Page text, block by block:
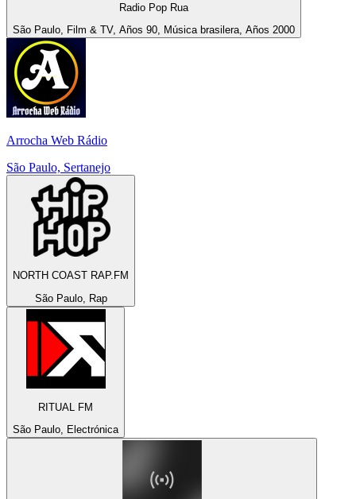
Radio Pop Rua
São Paulo, Film & TV, Años 90, Música brasilera, Años 2000
Arrocha Web Rádio
São Paulo, Sertanejo
NORTH COAST RAP.FM
São Paulo, Rap
RITUAL FM
São Paulo, Electrónica